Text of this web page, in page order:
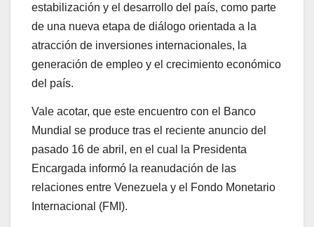
estabilización y el desarrollo del país, como parte
de una nueva etapa de diálogo orientada a la
atracción de inversiones internacionales, la
generación de empleo y el crecimiento económico
del país.
Vale acotar, que este encuentro con el Banco
Mundial se produce tras el reciente anuncio del
pasado 16 de abril, en el cual la Presidenta
Encargada informó la reanudación de las
relaciones entre Venezuela y el Fondo Monetario
Internacional (FMI).